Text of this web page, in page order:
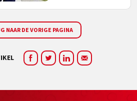
NAAR DE VORIGE PAGINA